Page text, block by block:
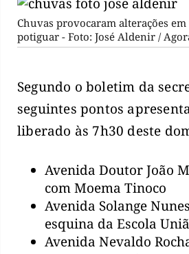
Chuvas provocaram alterações
potiguar - Foto: José Aldenir /
Segundo o boletim da
seguintes pontos
liberado às 7h30 deste
Avenida Doutor João
com Moema Tinoco
Avenida Solange
esquina da Escola
Avenida Nevaldo